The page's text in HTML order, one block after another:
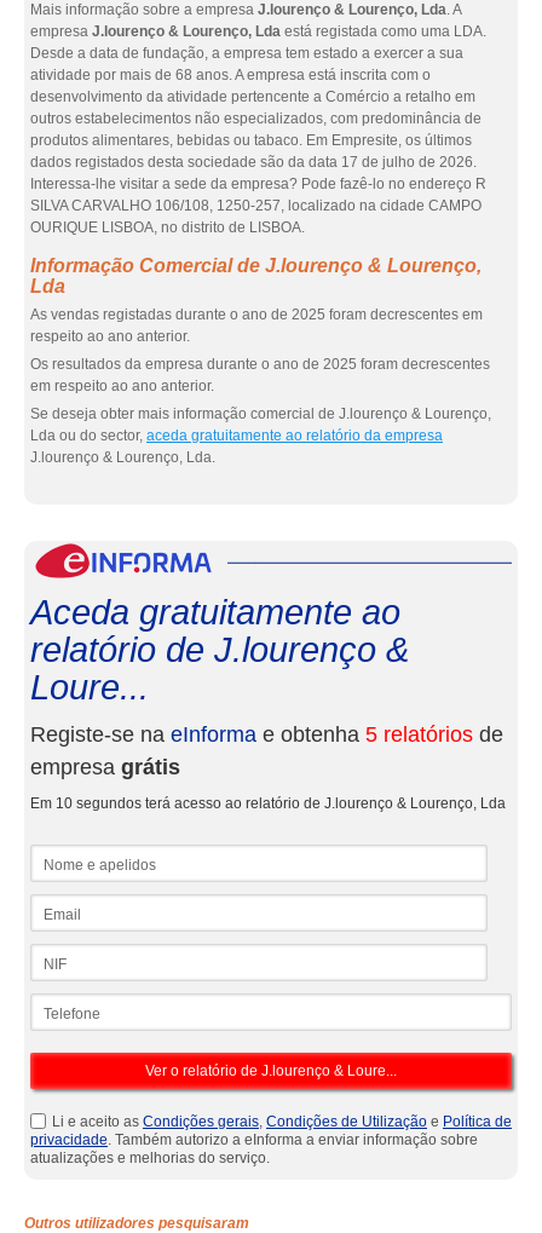
Mais informação sobre a empresa J.lourenço & Lourenço, Lda. A
empresa J.lourenço & Lourenço, Lda está registada como uma LDA.
Desde a data de fundação, a empresa tem estado a exercer a sua
atividade por mais de 68 anos. A empresa está inscrita com o
desenvolvimento da atividade pertencente a Comércio a retalho em
outros estabelecimentos não especializados, com predominância de
produtos alimentares, bebidas ou tabaco. Em Empresite, os últimos
dados registados desta sociedade são da data 17 de julho de 2026.
Interessa-lhe visitar a sede da empresa? Pode fazê-lo no endereço R
SILVA CARVALHO 106/108, 1250-257, localizado na cidade CAMPO
OURIQUE LISBOA, no distrito de LISBOA.
Informação Comercial de J.lourenço & Lourenço,
Lda
As vendas registadas durante o ano de 2025 foram decrescentes em
respeito ao ano anterior.
Os resultados da empresa durante o ano de 2025 foram decrescentes
em respeito ao ano anterior.
Se deseja obter mais informação comercial de J.lourenço & Lourenço,
Lda ou do sector, aceda gratuitamente ao relatório da empresa
J.lourenço & Lourenço, Lda.
Aceda gratuitamente ao
relatório de J.lourenço &
Loure...
Registe-se na eInforma e obtenha 5 relatórios de
empresa grátis
Em 10 segundos terá acesso ao relatório de J.lourenço & Lourenço, Lda
Li e aceito as Condições gerais, Condições de Utilização e Política de
privacidade. Também autorizo a eInforma a enviar informação sobre
atualizações e melhorias do serviço.
Outros utilizadores pesquisaram